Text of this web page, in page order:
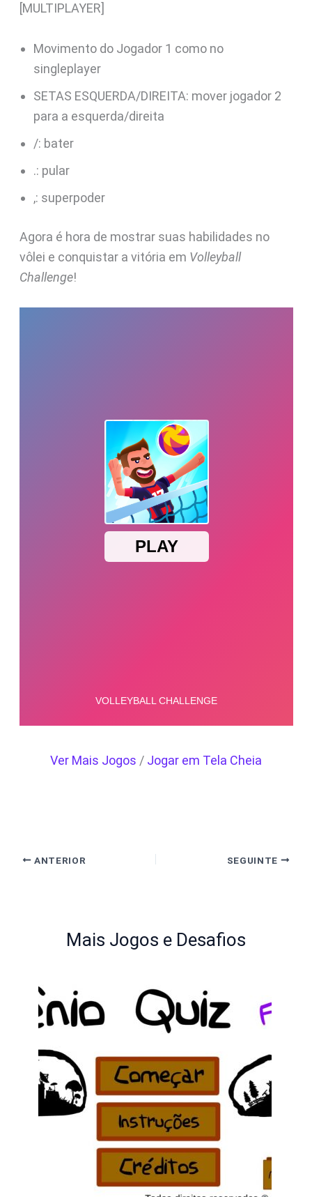
[MULTIPLAYER]
Movimento do Jogador 1 como no
singleplayer
SETAS ESQUERDA/DIREITA: mover jogador 2
para a esquerda/direita
/: bater
.: pular
,: superpoder
Agora é hora de mostrar suas habilidades no
vôlei e conquistar a vitória em Volleyball
Challenge!
Ver Mais Jogos / Jogar em Tela Cheia
ANTERIOR SEGUINTE
Mais Jogos e Desafios